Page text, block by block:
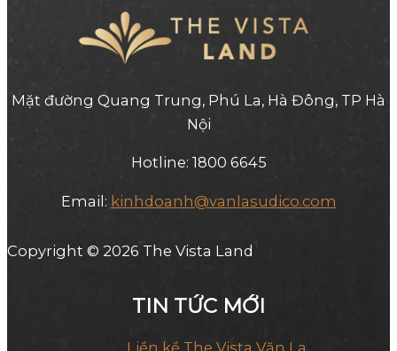
Mặt đường Quang Trung, Phú La, Hà Đông, TP Hà
Nội
Hotline: 1800 6645
Email: kinhdoanh@vanlasudico.com
Copyright © 2026 The Vista Land
TIN TỨC MỚI